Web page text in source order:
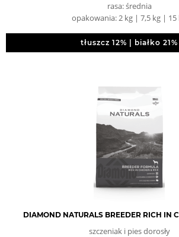
rasa: średnia
opakowania: 2 kg | 7,5 kg | 15
tłuszcz 12% | białko 21%
DIAMOND NATURALS BREEDER RICH IN
szczeniak i pies dorosły